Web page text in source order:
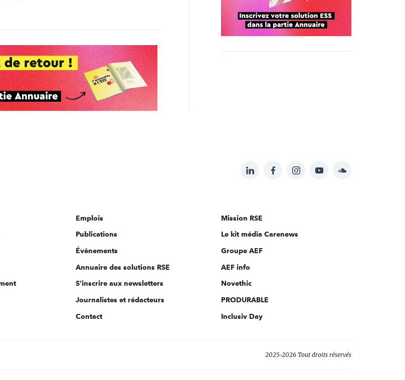
Suivez-
sur:
LinkedInFacebookInstagramYouTubeSoundcloud
Emplois
Publications
Évènements
Annuaire des solutions RSE
S'inscrire aux newsletters
Journalistes et rédacteurs
Contact
Mission RSE
Le kit média Carenews
Groupe AEF
AEF info
Novethic
PRODURABLE
Inclusiv Day
2025-2026 Tout droits réservés